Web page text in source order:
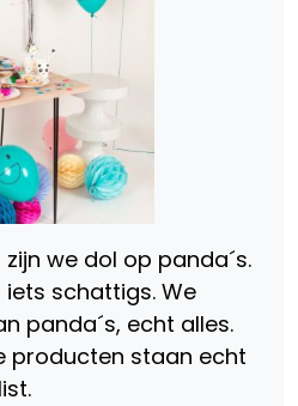
we dol op panda´s.
schattigs. We
panda´s, echt alles.
producten staan echt